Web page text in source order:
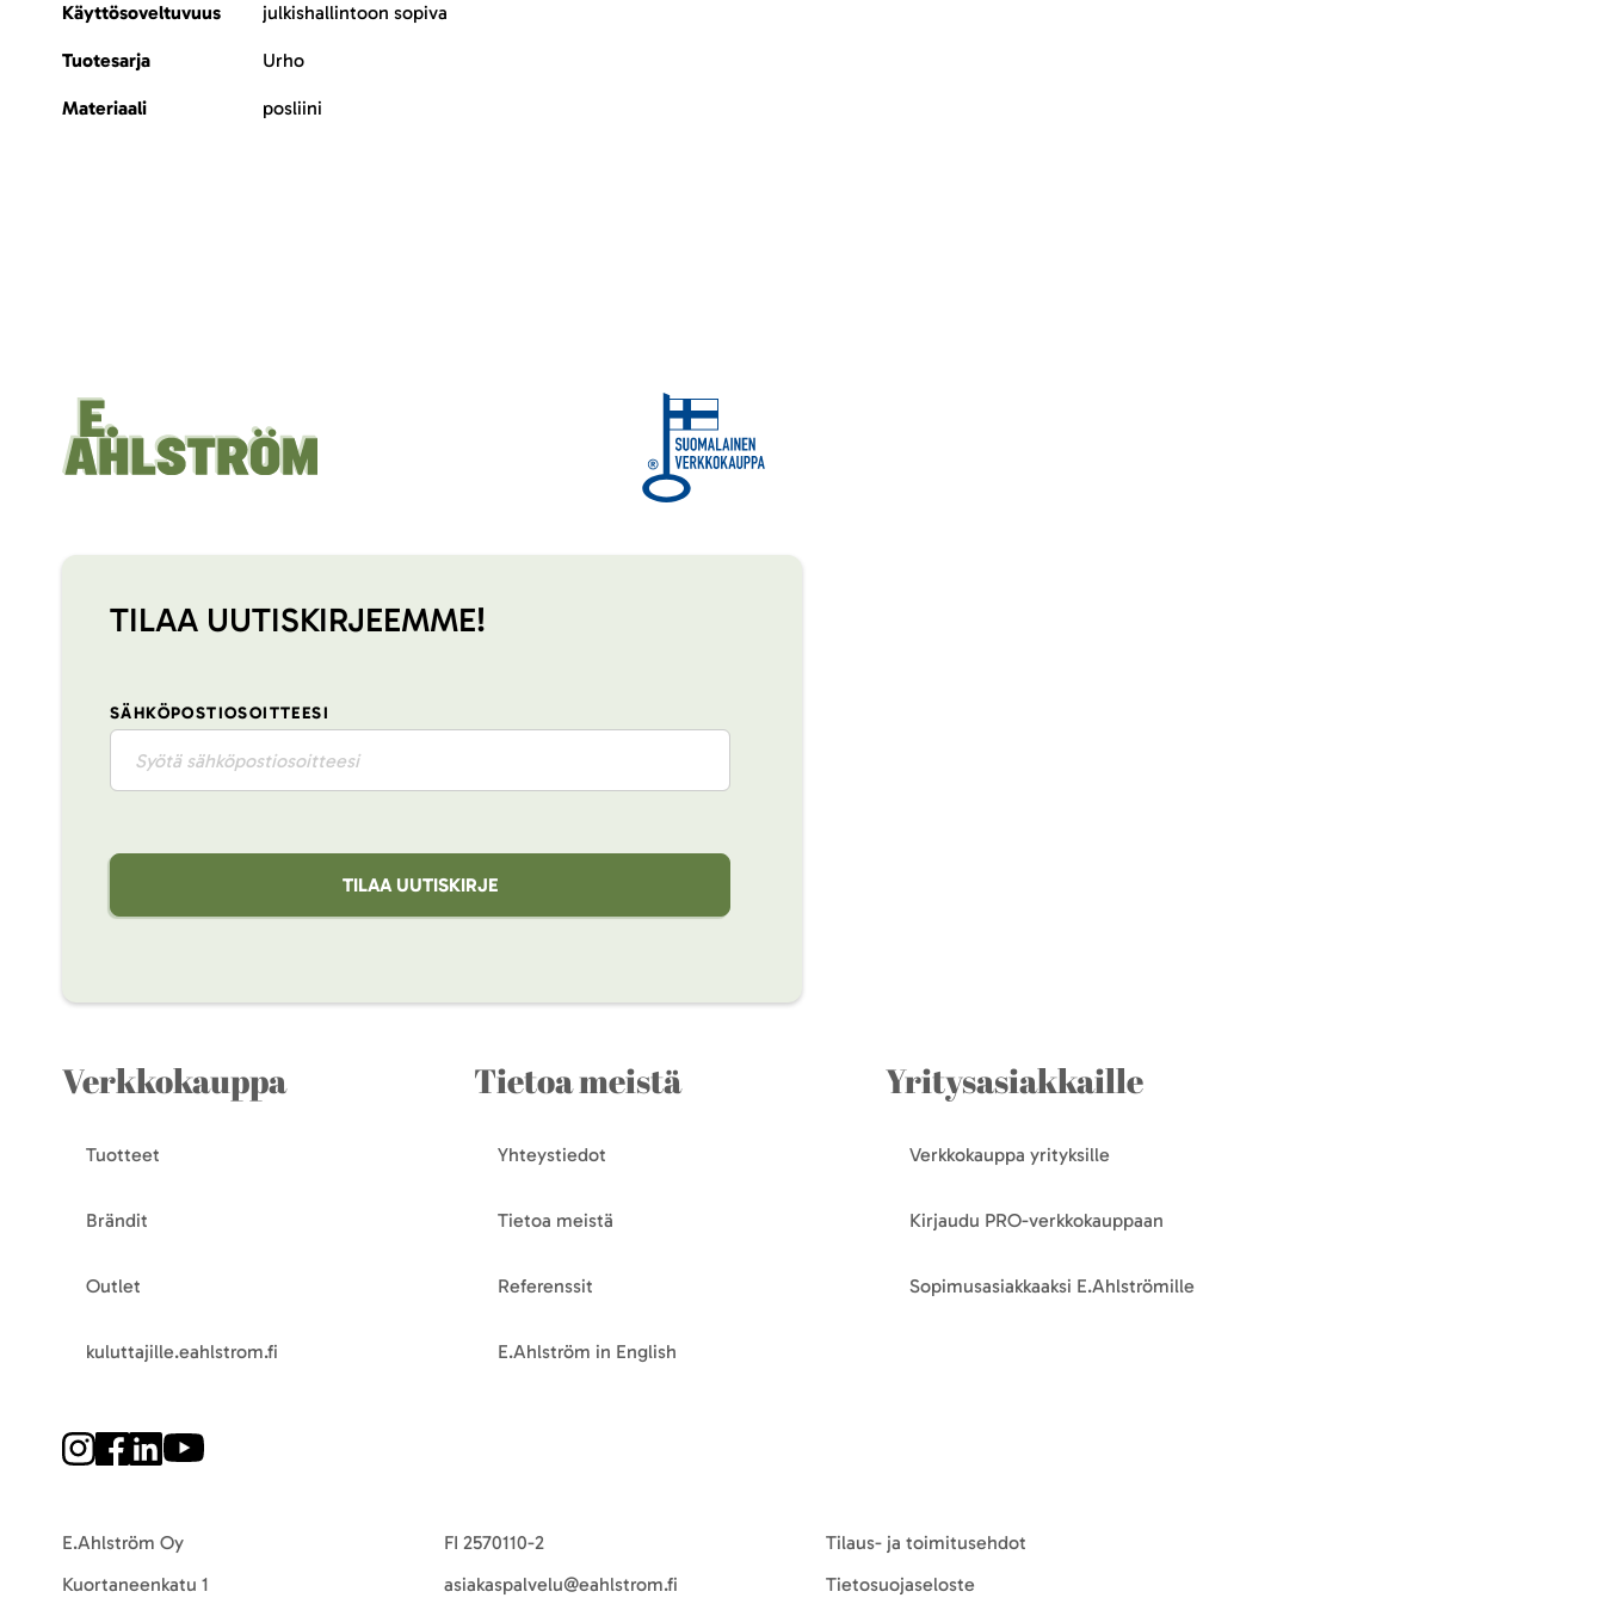
Käyttösoveltuvuus julkishallintoon sopiva
Tuotesarja Urho
Materiaali posliini
TILAA UUTISKIRJEEMME!
SÄHKÖPOSTIOSOITTEESI
TILAA UUTISKIRJE
Verkkokauppa
Tuotteet
Brändit
Outlet
kuluttajille.eahlstrom.fi
Tietoa meistä
Yhteystiedot
Tietoa meistä
Referenssit
E.Ahlström in English
Yritysasiakkaille
Verkkokauppa yrityksille
Kirjaudu PRO-verkkokauppaan
Sopimusasiakkaaksi E.Ahlströmille
E.Ahlström Oy
Kuortaneenkatu 1
FI 2570110-2
asiakaspalvelu@eahlstrom.fi
Tilaus- ja toimitusehdot
Tietosuojaseloste